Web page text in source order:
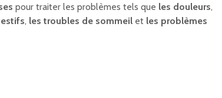
pour traiter les problèmes tels que les douleurs,
, les troubles de sommeil et les problèmes